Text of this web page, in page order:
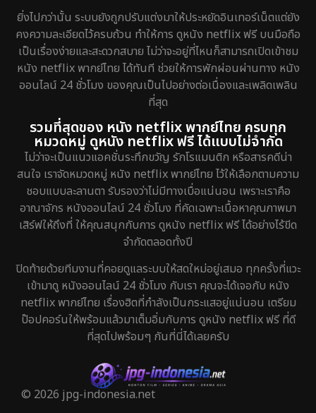
ยิ่งไปกว่านั้น ระบบยังถูกปรับแต่งมาให้ประหยัดอินเทอร์เน็ตแต่ยัง
คงความละเอียดไว้ครบถ้วน ทำให้การ ดูหนัง netflix ฟรี บนมือถือ
เป็นเรื่องง่ายและสะดวกสบาย ไม่ว่าจะอยู่ที่ไหนก็สามารถเปิดเข้าชม
หนัง netflix พากย์ไทย ได้ทันที ช่วยให้การพักผ่อนผ่านทาง หนัง
ออนไลน์ 24 ชั่วโมง ของคุณเป็นไปอย่างต่อเนื่องและเพลิดเพลิน
ที่สุด
รวมที่สุดของ หนัง netflix พากย์ไทย ครบทุก
หมวดหมู่ ดูหนัง netflix ฟรี ได้แบบไม่จำกัด
ไม่ว่าจะเป็นแนวแอคชั่นระทึกขวัญ รักโรแมนติก หรือสารคดีน่า
สนใจ เราจัดหมวดหมู่ หนัง netflix พากย์ไทย ไว้ให้เลือกตามความ
ชอบแบบละลานตา รับรองว่าไม่มีทางเบื่อแน่นอน เพราะเราคือ
อาณาจักร หนังออนไลน์ 24 ชั่วโมง ที่คัดเฉพาะเนื้อหาคุณภาพมา
เสิร์ฟให้ถึงที่ ให้คุณสนุกกับการ ดูหนัง netflix ฟรี ได้อย่างไร้ขีด
จำกัดตลอดทั้งปี
ปิดท้ายด้วยทีมงานที่คอยดูแลระบบให้สดใหม่อยู่เสมอ ทุกครั้งที่แวะ
เข้ามาดู หนังออนไลน์ 24 ชั่วโมง กับเรา คุณจะได้เจอกับ หนัง
netflix พากย์ไทย เรื่องฮิตที่กำลังเป็นกระแสอยู่แน่นอน เตรียม
ป๊อปคอร์นให้พร้อมแล้วมาเต็มอิ่มกับการ ดูหนัง netflix ฟรี ที่ดี
ที่สุดไปพร้อมๆ กันที่นี่ได้เลยครับ
© 2026 jpg-indonesia.net